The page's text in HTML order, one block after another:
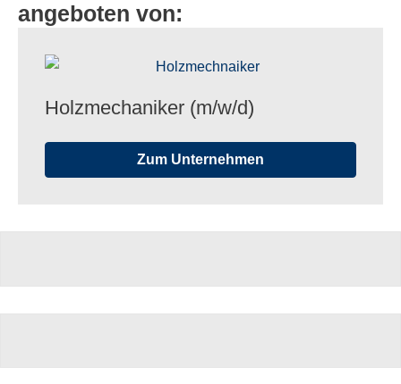
angeboten von:
Holz­me­cha­ni­ker (m/​w/​d)
Zum Unternehmen